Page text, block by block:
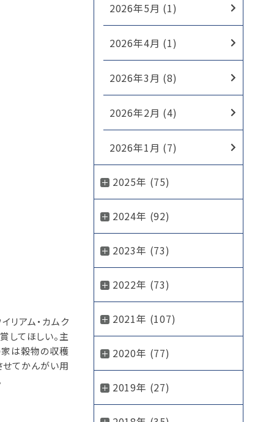
リアム・カムク
してほしい。主
家は穀物の収穫
せてかんがい用
2026年5月 (1)
2026年4月 (1)
2026年3月 (8)
2026年2月 (4)
2026年1月 (7)
2025年 (75)
2024年 (92)
2023年 (73)
2022年 (73)
2021年 (107)
2020年 (77)
2019年 (27)